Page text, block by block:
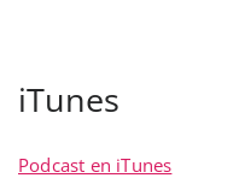
iTunes
Podcast en iTunes